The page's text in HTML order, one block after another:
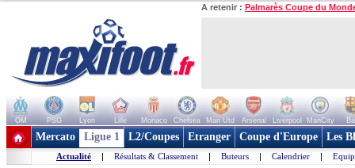
A retenir : Palmarès Coupe du
OM PSG Lyon Lille Monaco Chelsea Man Utd Arsenal Liverpool ManCity
+ de clubs
Mercato Ligue 1 L2/Coupes Etranger Coupe d'Europe Les
Actualité | Résultats & Classement | Buteurs | Calendrier |